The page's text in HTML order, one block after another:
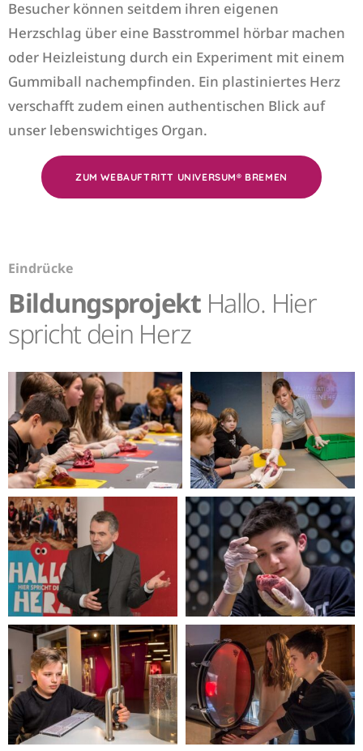
Besucher können seitdem ihren eigenen
Herzschlag über eine Basstrommel hörbar machen
oder Heizleistung durch ein Experiment mit einem
Gummiball nachempfinden. Ein plastiniertes Herz
verschafft zudem einen authentischen Blick auf
unser lebenswichtiges Organ.
ZUM WEBAUFTRITT UNIVERSUM® BREMEN
Eindrücke
Bildungsprojekt Hallo. Hier
spricht dein Herz